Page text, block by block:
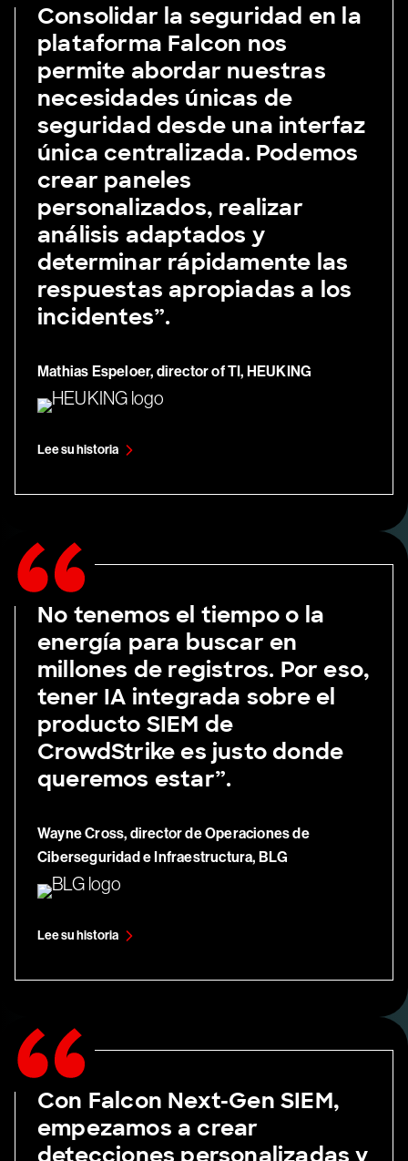
Consolidar la seguridad en la
plataforma Falcon nos
permite abordar nuestras
necesidades únicas de
seguridad desde una interfaz
única centralizada. Podemos
crear paneles
personalizados, realizar
análisis adaptados y
determinar rápidamente las
respuestas apropiadas a los
incidentes”.
Mathias Espeloer, director of TI, HEUKING
Lee su historia
No tenemos el tiempo o la
energía para buscar en
millones de registros. Por eso,
tener IA integrada sobre el
producto SIEM de
CrowdStrike es justo donde
queremos estar”.
Wayne Cross, director de Operaciones de
Ciberseguridad e Infraestructura, BLG
Lee su historia
Con Falcon Next-Gen SIEM,
empezamos a crear
detecciones personalizadas y